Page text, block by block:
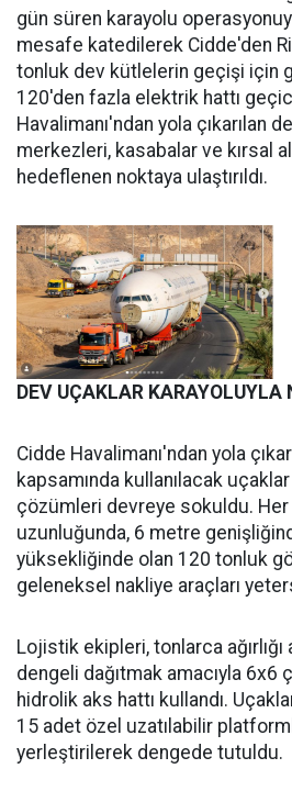
gün süren karayolu
mesafe katedilerek Cidde'den
tonluk dev kütlelerin geçişi için
120'den fazla elektrik hattı
Havalimanı'ndan yola çıkarılan
merkezleri, kasabalar ve kırsal
hedeflenen noktaya ulaştırıldı.
DEV UÇAKLAR KARAYOLUYLA
Cidde Havalimanı'ndan yola
kapsamında kullanılacak
çözümleri devreye sokuldu.
uzunluğunda, 6 metre
yüksekliğinde olan 120 tonluk
geleneksel nakliye araçları
Lojistik ekipleri, tonlarca
dengeli dağıtmak amacıyla 6x6
hidrolik aks hattı kullandı.
15 adet özel uzatılabilir
yerleştirilerek dengede tutuldu.